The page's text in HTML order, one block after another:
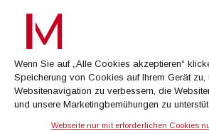
AGB
Datenschutz
Kontakt
Impressum
Wenn Sie auf „Alle Cookies akzeptieren“
Speicherung von Cookies auf Ihrem Gerät zu,
Websitenavigation zu verbessern, die
und unsere Marketingbemühungen zu
Webseite nur mit erforderlichen Cookies